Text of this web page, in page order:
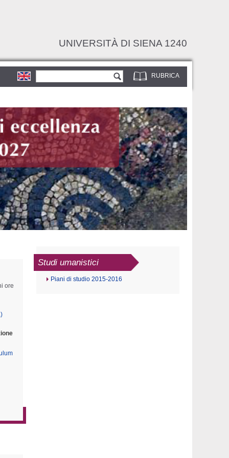
UNIVERSITÀ DI SIENA 1240
RUBRICA
Form di ricerca
ore
Studi umanistici
Piani di studio 2015-2016